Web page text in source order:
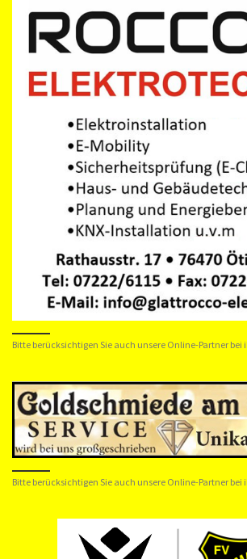
Bitte berücksichtigen Sie auch unsere Online-Partner
Bitte berücksichtigen Sie auch unsere Online-Partner